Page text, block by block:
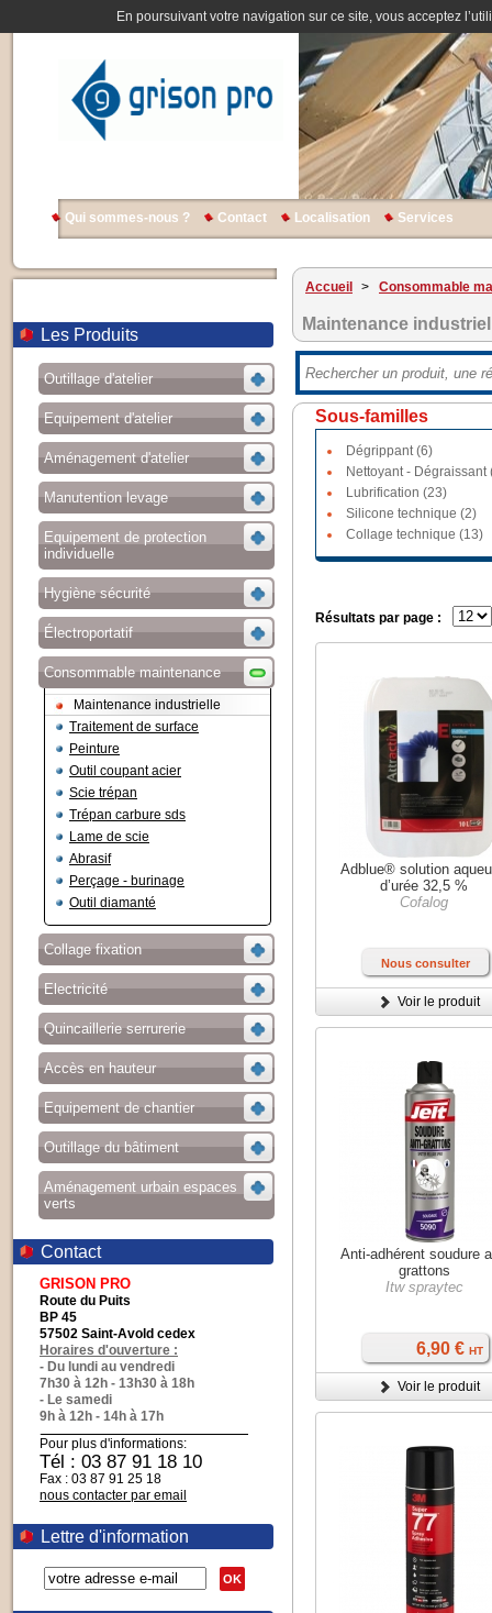
En poursuivant votre navigation sur ce site, vous acceptez
Qui sommes-nous ? Contact Localisation Services
Les Produits
Outillage d'atelier
Equipement d'atelier
Aménagement d'atelier
Manutention levage
Equipement de protection
individuelle
Hygiène sécurité
Électroportatif
Consommable maintenance
Maintenance industrielle
Traitement de surface
Peinture
Outil coupant acier
Scie trépan
Trépan carbure sds
Lame de scie
Abrasif
Perçage - burinage
Outil diamanté
Collage fixation
Electricité
Quincaillerie serrurerie
Accès en hauteur
Equipement de chantier
Outillage du bâtiment
Aménagement urbain espaces
verts
Contact
GRISON PRO
Route du Puits
BP 45
57502 Saint-Avold cedex
Horaires d'ouverture :
- Du lundi au vendredi
7h30 à 12h - 13h30 à 18h
- Le samedi
9h à 12h - 14h à 17h
Pour plus d'informations:
Tél : 03 87 91 18 10
Fax : 03 87 91 25 18
nous contacter par email
Lettre d'information
OK
Accueil > Consommable
Maintenance
Sous-familles
Dégrippant (6)
Nettoyant - Dégraissant
Lubrification (23)
Silicone technique (2)
Collage technique (13)
Résultats par page :
Adblue® solution
d’urée 32,5 %
Cofalog
Nous consulter
Voir le produit
Anti-adhérent soudure
grattons
Itw spraytec
6,90 € HT
Voir le produit